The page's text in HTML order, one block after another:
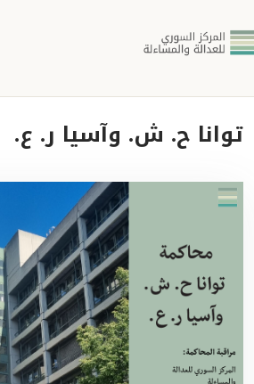
توانا ح. ش. وآسيا ر. ع.